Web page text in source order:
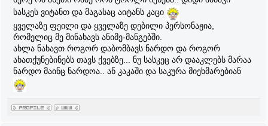
სასკეს ვიტანთ და მაგასაც აიტანს კაცი
ყველაზე ფეილი და ყველაზე დებილი პერსონაჟია,
რომელიც მე მინახავს ანიმე-მანგებში.
ახლა ნახავთ როგორ დაბომბავს ნარდო და როგორ
ახათქუნებინებს თავს ქვებზე... ნუ სასკეც არ დააკლებს მარაა
ნარდო მაინც ნარდოა.. ან კაკაში და საკურა მიეხმარებიან